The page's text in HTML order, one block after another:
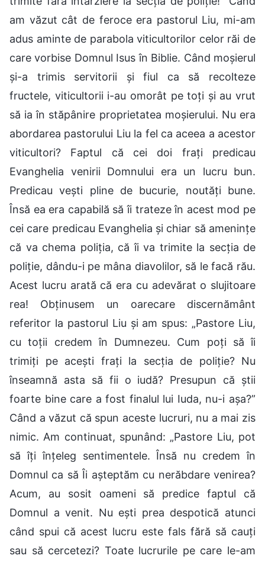
am văzut cât de feroce era pastorul Liu, mi-am
adus aminte de parabola viticultorilor celor răi de
care vorbise Domnul Isus în Biblie. Când moșierul
și-a trimis servitorii și fiul ca să recolteze
fructele, viticultorii i-au omorât pe toți și au vrut
să ia în stăpânire proprietatea moșierului. Nu era
abordarea pastorului Liu la fel ca aceea a acestor
viticultori? Faptul că cei doi frați predicau
Evanghelia venirii Domnului era un lucru bun.
Predicau vești pline de bucurie, noutăți bune.
Însă ea era capabilă să îi trateze în acest mod pe
cei care predicau Evanghelia și chiar să amenințe
că va chema poliția, că îi va trimite la secția de
poliție, dându-i pe mâna diavolilor, să le facă rău.
Acest lucru arată că era cu adevărat o slujitoare
rea! Obținusem un oarecare discernământ
referitor la pastorul Liu și am spus: „Pastore Liu,
cu toții credem în Dumnezeu. Cum poți să îi
trimiți pe acești frați la secția de poliție? Nu
înseamnă asta să fii o iudă? Presupun că știi
foarte bine care a fost finalul lui Iuda, nu-i așa?”
Când a văzut că spun aceste lucruri, nu a mai zis
nimic. Am continuat, spunând: „Pastore Liu, pot
să îți înțeleg sentimentele. Însă nu credem în
Domnul ca să Îi așteptăm cu nerăbdare venirea?
Acum, au sosit oameni să predice faptul că
Domnul a venit. Nu ești prea despotică atunci
când spui că acest lucru este fals fără să cauți
sau să cercetezi? Toate lucrurile pe care le-am